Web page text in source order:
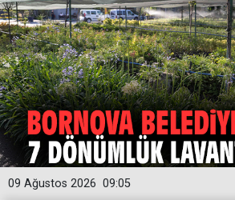
09:05
09 Ağustos 2026